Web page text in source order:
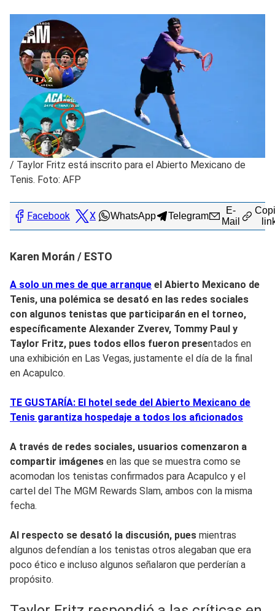
/ Taylor Fritz está inscrito para el Abierto Mexicano de
Tenis. Foto: AFP
Facebook X WhatsApp Telegram
E-
Mail
Karen Morán / ESTO
A solo un mes de que arranque el Abierto Mexicano de
Tenis, una polémica se desató en las redes sociales
con algunos tenistas que participarán en el torneo,
específicamente Alexander Zverev, Tommy Paul y
Taylor Fritz, pues todos ellos fueron presentados en
una exhibición en Las Vegas, justamente el día de la final
en Acapulco.
TE GUSTARÍA: El hotel sede del Abierto Mexicano de
Tenis garantiza hospedaje a todos los aficionados
A través de redes sociales, usuarios comenzaron a
compartir imágenes en las que se muestra como se
acomodan los tenistas confirmados para Acapulco y el
cartel del The MGM Rewards Slam, ambos con la misma
fecha.
Al respecto se desató la discusión, pues mientras
algunos defendían a los tenistas otros alegaban que era
poco ético e incluso algunos señalaron que perderían a
propósito.